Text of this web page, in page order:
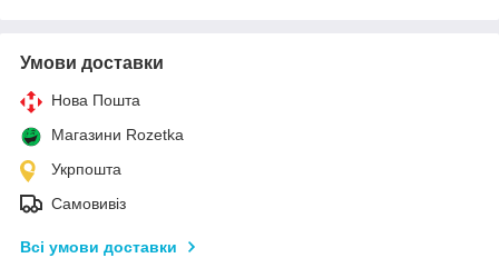
Умови доставки
Нова Пошта
Магазини Rozetka
Укрпошта
Самовивіз
Всі умови доставки